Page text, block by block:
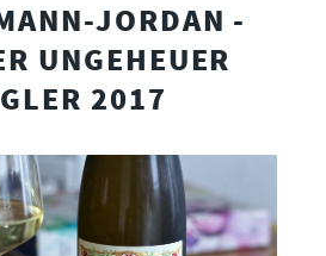
JORDAN -
UNGEHEUER
2017